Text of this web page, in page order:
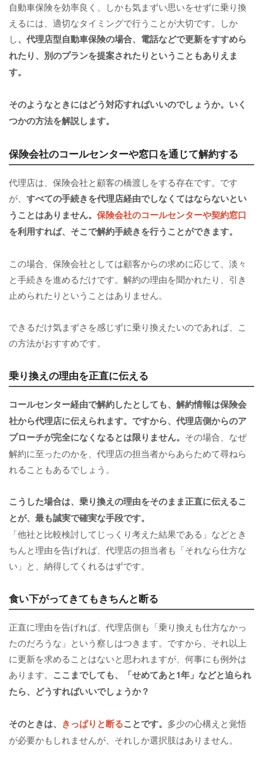
自動車保険を効率良く、しかも気まずい思いをせずに乗り換
えるには、適切なタイミングで行うことが大切です。しか
し、代理店型自動車保険の場合、電話などで更新をすすめら
れたり、別のプランを提案されたりということもありえま
す。
そのようなときにはどう対応すればいいのでしょうか。いく
つかの方法を解説します。
保険会社のコールセンターや窓口を通じて解約する
代理店は、保険会社と顧客の橋渡しをする存在です。です
が、 すべての手続きを代理店経由でしなくてはならないとい
うことはありません。 保険会社のコールセンターや契約窓口
を利用すれば、そこで解約手続きを行うことができます。
この場合、保険会社としては顧客からの求めに応じて、淡々
と手続きを進めるだけです。解約の理由を聞かれたり、引き
止められたりということはありません。
できるだけ気まずさを感じずに乗り換えたいのであれば、こ
の方法がおすすめです。
乗り換えの理由を正直に伝える
コールセンター経由で解約したとしても、解約情報は保険会
社から代理店に伝えられます。ですから、代理店側からのア
プローチが完全になくなるとは限りません。 その場合、なぜ
解約に至ったのかを、代理店の担当者からあらためて尋ねら
れることもあるでしょう。
こうした場合は、乗り換えの理由をそのまま正直に伝えるこ
とが、最も誠実で確実な手段です。
「他社と比較検討してじっくり考えた結果である」などとき
ちんと理由を告げれば、代理店の担当者も「それなら仕方な
い」と、納得してくれるはずです。
食い下がってきてもきちんと断る
正直に理由を告げれば、代理店側も「乗り換えも仕方なかっ
たのだろうな」という察しはつきます。ですから、それ以上
に更新を求めることはないと思われますが、何事にも例外は
あります。 ここまでしても、「せめてあと1年」などと迫られ
たら、どうすればいいでしょうか？
そのときは、 きっぱりと断ることです。 多少の心構えと覚悟
が必要かもしれませんが、それしか選択肢はありません。